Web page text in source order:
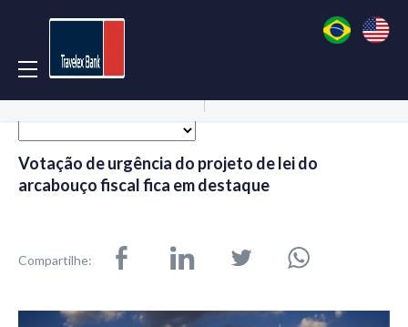
Votação de urgência do projeto de lei do
arcabouço fiscal fica em destaque
Compartilhe: